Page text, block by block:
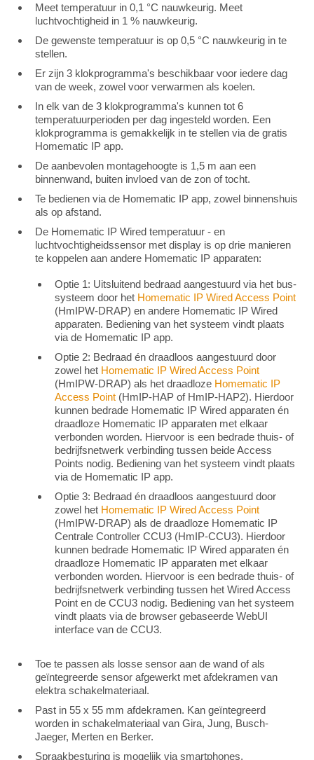
Meet temperatuur in 0,1 °C nauwkeurig. Meet
luchtvochtigheid in 1 % nauwkeurig.
De gewenste temperatuur is op 0,5 °C nauwkeurig in te
stellen.
Er zijn 3 klokprogramma's beschikbaar voor iedere dag
van de week, zowel voor verwarmen als koelen.
In elk van de 3 klokprogramma's kunnen tot 6
temperatuurperioden per dag ingesteld worden. Een
klokprogramma is gemakkelijk in te stellen via de gratis
Homematic IP app.
De aanbevolen montagehoogte is 1,5 m aan een
binnenwand, buiten invloed van de zon of tocht.
Te bedienen via de Homematic IP app, zowel binnenshuis
als op afstand.
De Homematic IP Wired temperatuur - en
luchtvochtigheidssensor met display is op drie manieren
te koppelen aan andere Homematic IP apparaten:
Optie 1: Uitsluitend bedraad aangestuurd via het bus-
systeem door het Homematic IP Wired Access Point
(HmIPW-DRAP) en andere Homematic IP Wired
apparaten. Bediening van het systeem vindt plaats
via de Homematic IP app.
Optie 2: Bedraad én draadloos aangestuurd door
zowel het Homematic IP Wired Access Point
(HmIPW-DRAP) als het draadloze Homematic IP
Access Point (HmIP-HAP of HmIP-HAP2). Hierdoor
kunnen bedrade Homematic IP Wired apparaten én
draadloze Homematic IP apparaten met elkaar
verbonden worden. Hiervoor is een bedrade thuis- of
bedrijfsnetwerk verbinding tussen beide Access
Points nodig. Bediening van het systeem vindt plaats
via de Homematic IP app.
Optie 3: Bedraad én draadloos aangestuurd door
zowel het Homematic IP Wired Access Point
(HmIPW-DRAP) als de draadloze Homematic IP
Centrale Controller CCU3 (HmIP-CCU3). Hierdoor
kunnen bedrade Homematic IP Wired apparaten én
draadloze Homematic IP apparaten met elkaar
verbonden worden. Hiervoor is een bedrade thuis- of
bedrijfsnetwerk verbinding tussen het Wired Access
Point en de CCU3 nodig. Bediening van het systeem
vindt plaats via de browser gebaseerde WebUI
interface van de CCU3.
Toe te passen als losse sensor aan de wand of als
geïntegreerde sensor afgewerkt met afdekramen van
elektra schakelmateriaal.
Past in 55 x 55 mm afdekramen. Kan geïntegreerd
worden in schakelmateriaal van Gira, Jung, Busch-
Jaeger, Merten en Berker.
Spraakbesturing is mogelijk via smartphones,